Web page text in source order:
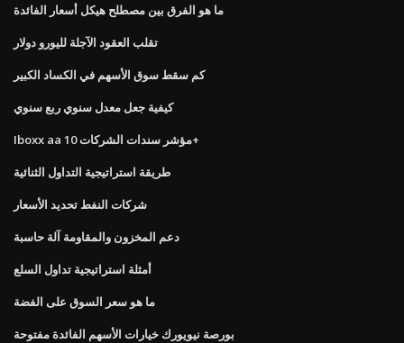
ما هو الفرق بين مصطلح هيكل أسعار الفائدة
تقلب العقود الآجلة لليورو دولار
كم سقط سوق الأسهم في الكساد الكبير
كيفية جعل معدل سنوي ربع سنوي
Iboxx aa مؤشر سندات الشركات 10+
طريقة استراتيجية التداول الثنائية
شركات النفط تحديد الأسعار
دعم المخزون والمقاومة آلة حاسبة
أمثلة استراتيجية تداول السلع
ما هو سعر السوق على الفضة
بورصة نيويورك خيارات الأسهم الفائدة مفتوحة